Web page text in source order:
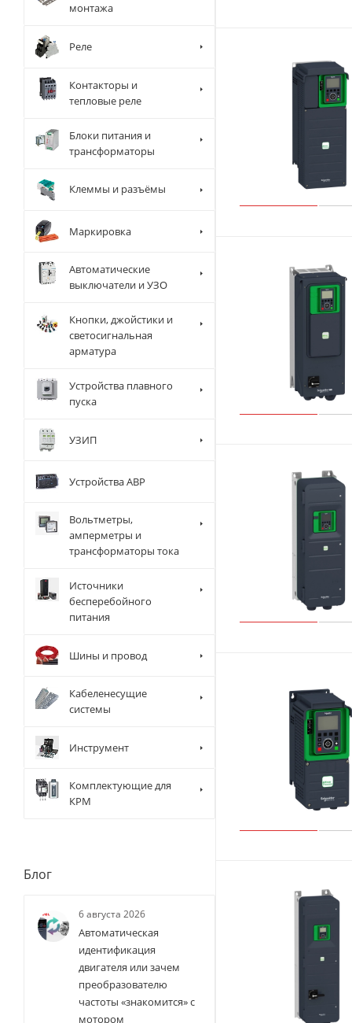
монтажа
Реле
Контакторы и
тепловые реле
Блоки питания и
трансформаторы
Клеммы и разъёмы
Маркировка
Автоматические
выключатели и УЗО
Кнопки, джойстики и
светосигнальная
арматура
Устройства плавного
пуска
УЗИП
Устройства АВР
Вольтметры,
амперметры и
трансформаторы тока
Источники
бесперебойного
питания
Шины и провод
Кабеленесущие
системы
Инструмент
Комплектующие для
КРМ
Блог
6 августа 2026
Автоматическая
идентификация
двигателя или зачем
преобразователю
частоты «знакомится» с
мотором